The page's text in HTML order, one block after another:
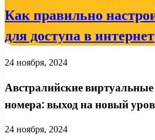
Как правильно
для доступа в интернет
24 ноября, 2024
Австралийские
номера: выход на новый
24 ноября, 2024